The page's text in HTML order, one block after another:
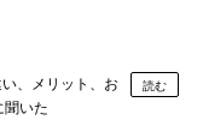
、メリット、お
聞いた
読む